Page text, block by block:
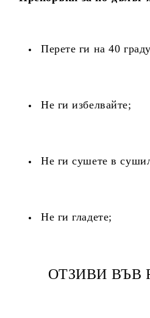
Перете ги на 40
Не ги избелвайте;
Не ги сушете в
Не ги гладете;
ОТЗИВИ ВЪВ